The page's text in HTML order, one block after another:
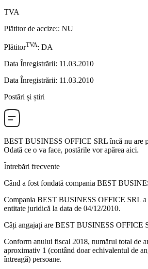
TVA
Plătitor de accize:: NU
PlătitorTVA: DA
Data Înregistrării: 11.03.2010
Data Înregistrării: 11.03.2010
Postări și știri
BEST BUSINESS OFFICE SRLîncă nu are
Odată ce o va face, postările vor apărea aici.
Întrebări frecvente
Când a fost fondată compania BEST
Compania BEST BUSINESS OFFICE SRL a
entitate juridică la data de 04/12/2010.
Câți angajați are BEST BUSINESS OFFICE
Conform anului fiscal 2018, numărul total de
aproximativ 1 (contând doar echivalentul de
întreagă) persoane.